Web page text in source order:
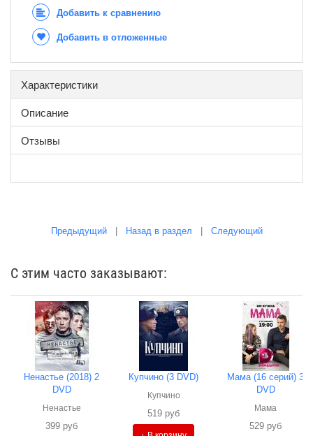
Добавить к сравнению
Добавить в отложенные
Характеристики
Описание
Отзывы
Предыдущий| Назад в раздел Следующий
С этим часто заказывают:
Ненастье (2018) 2
DVD
Ненастье
399 руб
Купчино (3 DVD)
Купчино
519 руб
Мама (16 серий) 3
DVD
Мама
529 руб